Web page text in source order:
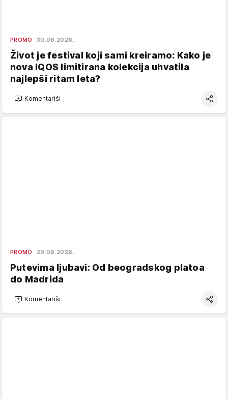
PROMO 30.06.2026.
Život je festival koji sami kreiramo: Kako je
nova IQOS limitirana kolekcija uhvatila
najlepši ritam leta?
Komentariši
PROMO 29.06.2026.
Putevima ljubavi: Od beogradskog platoa
do Madrida
Komentariši